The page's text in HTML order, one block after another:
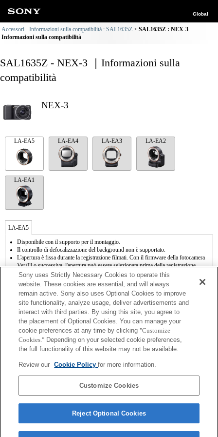
Global
Accessori - Informazioni sulla compatibilità : SAL1635Z
SAL1635Z : NEX-3
Informazioni sulla compatibilità
SAL1635Z - NEX-3 ｜Informazioni sulla
compatibilità
NEX-3
LA-EA5 LA-EA4 LA-EA3 LA-EA2
LA-EA1
LA-EA5
Disponibile con il supporto per il montaggio.
Il controllo di defocalizzazione del background non è supportato.
L'apertura è fissa durante la registrazione filmati. Con il firmware della fotocamera
Ver.03 o successiva, l'apertura può essere selezionata prima della registrazione
quando si registrano filmati in modalità A (Priorità apertura).
SteadyShot non supportata.
Funzioni di autofocus (AF-S (AF singolo)) a seguito dell'aggiornamento del
firmware per la fotocamera alla versione 03 o successive. Con un obiettivo A-mount
inserito, la velocità di messa a fuoco automatica sarà inferiore rispetto a quando è
inserito un obiettivo E-mount. (Sono necessari dai 2 ai 7 secondi, in base agli
standard di misurazione Sony; può variare a seconda del soggetto o della luminosità
dell'ambiente in cui viene effettuata la ripresa.) Quando si effettuano registrazioni con
la messa a fuoco automatica, potrebbero essere registrati i suoni prodotti dal
funzionamento dell'obiettivo.
Se viene inserito un [obiettivo A-mount] utilizzando il supporto per il montaggio, la
di messa a fuoco. È possibile ingrandire l'immagine assegnando le funzioni [Focus
Magnifier] o [MF Assist] a qualsiasi tasto dal menu "Custom Key Settings"
(Impostazioni tasti personalizzate).
Sony uses Strictly Necessary Cookies to operate this
website. These cookies are essential, and will always
remain active. Sony also uses Optional Cookies to improve
site functionality, analyze usage, deliver advertisements and
interact with third parties. By using this site, you agree to
the placement of Optional Cookies. You can manage your
cookie preferences at any time by clicking "Customize
Cookies." Depending on your selected cookie preferences,
the full functionality of this website may not be available.
Review our Cookie Policyfor more information.
Customize Cookies
Reject Optional Cookies